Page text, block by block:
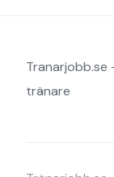
tränare